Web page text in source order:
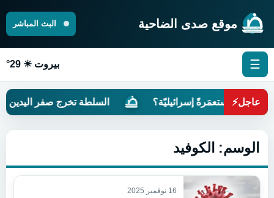
موقع صدى الضاحية البث المباشر
☰ بيروت ☀ 29°
عاجل⚡
لبنان مُستعمَرةً إسرائيليّة؟ السلطة تخرج صفر اليدين
الوسم: الكوفيد
16 نوفمبر 2025